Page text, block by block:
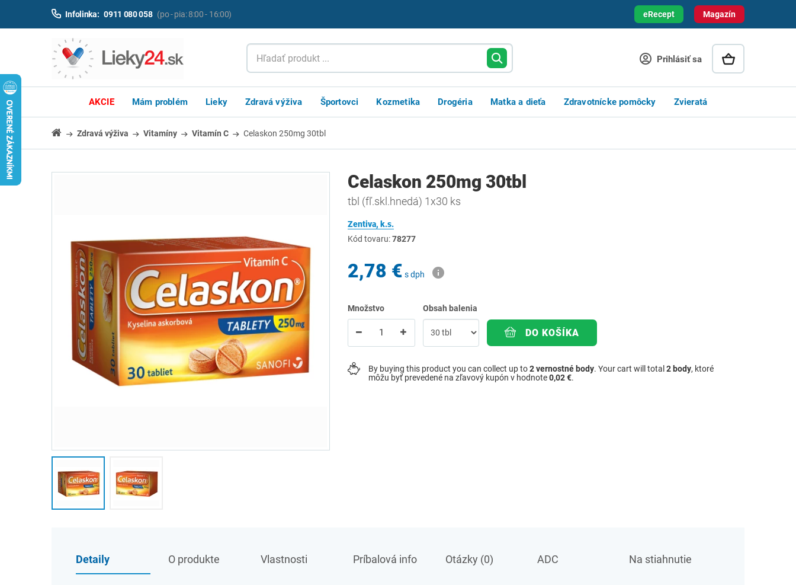
Magazín
Infolinka: 0911 080 058 (po - pia: 8:00 - 16:00) eRecept
Prihlásiť sa
AKCIE Mám problém Lieky Zdravá výživa Športovci Kozmetika Drogéria Matka a dieťa Zdravotnícke pomôcky Zvieratá
Zdravá výživa Vitamíny Vitamín C Celaskon 250mg 30tbl
Celaskon 250mg 30tbl
tbl (fľ.skl.hnedá) 1x30 ks
Zentiva, k.s.
Kód tovaru:78277
2,78 € s dph
Množstvo Obsah balenia
DO KOŠÍKA
By buying this product you can collect up to2vernostné body. Your cart will total 2 body, ktoré
môžu byť prevedené na zľavový kupón v hodnote0,02 €.
Detaily O produkte Vlastnosti Príbalová info Otázky (0) ADC Na stiahnutie